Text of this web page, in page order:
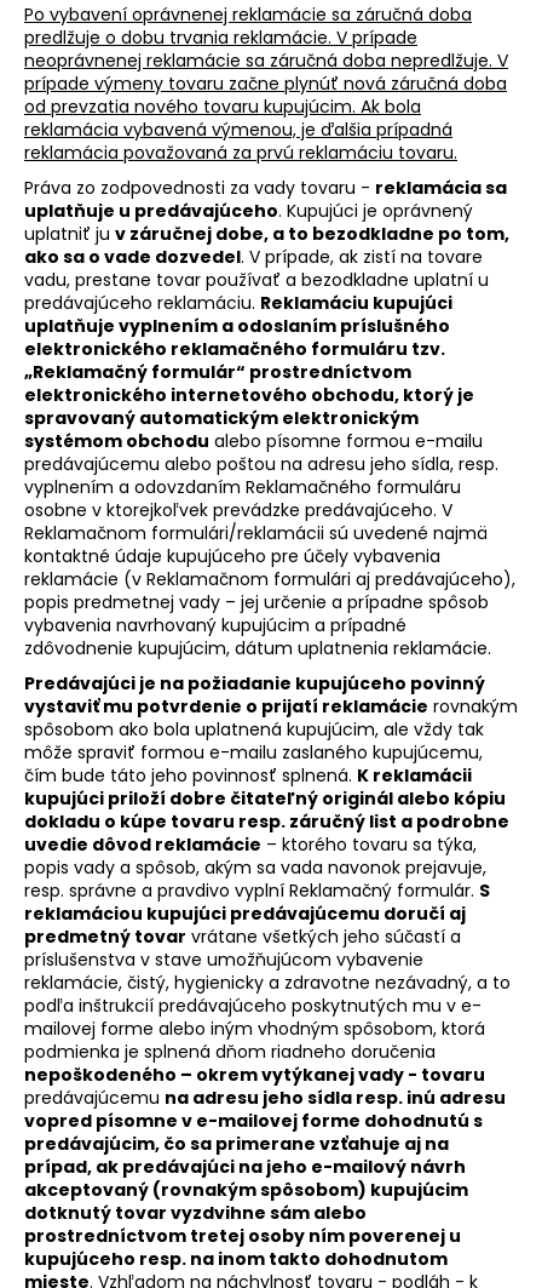
Po vybavení oprávnenej reklamácie sa záručná doba
predlžuje o dobu trvania reklamácie. V prípade
neoprávnenej reklamácie sa záručná doba nepredlžuje. V
prípade výmeny tovaru začne plynúť nová záručná doba
od prevzatia nového tovaru kupujúcim. Ak bola
reklamácia vybavená výmenou, je ďalšia prípadná
reklamácia považovaná za prvú reklamáciu tovaru.
Práva zo zodpovednosti za vady tovaru - reklamácia sa
uplatňuje u predávajúceho. Kupujúci je oprávnený
uplatniť ju v záručnej dobe, a to bezodkladne po tom,
ako sa o vade dozvedel. V prípade, ak zistí na tovare
vadu, prestane tovar používať a bezodkladne uplatní u
predávajúceho reklamáciu. Reklamáciu kupujúci
uplatňuje vyplnením a odoslaním príslušného
elektronického reklamačného formuláru tzv.
„Reklamačný formulár“ prostredníctvom
elektronického internetového obchodu, ktorý je
spravovaný automatickým elektronickým
systémom obchodu alebo písomne formou e-mailu
predávajúcemu alebo poštou na adresu jeho sídla, resp.
vyplnením a odovzdaním Reklamačného formuláru
osobne v ktorejkoľvek prevádzke predávajúceho. V
Reklamačnom formulári/reklamácii sú uvedené najmä
kontaktné údaje kupujúceho pre účely vybavenia
reklamácie (v Reklamačnom formulári aj predávajúceho),
popis predmetnej vady – jej určenie a prípadne spôsob
vybavenia navrhovaný kupujúcim a prípadné
zdôvodnenie kupujúcim, dátum uplatnenia reklamácie.
Predávajúci je na požiadanie kupujúceho povinný
vystaviť mu potvrdenie o prijatí reklamácie rovnakým
spôsobom ako bola uplatnená kupujúcim, ale vždy tak
môže spraviť formou e-mailu zaslaného kupujúcemu,
čím bude táto jeho povinnosť splnená. K reklamácii
kupujúci priloží dobre čitateľný originál alebo kópiu
dokladu o kúpe tovaru resp. záručný list a podrobne
uvedie dôvod reklamácie – ktorého tovaru sa týka,
popis vady a spôsob, akým sa vada navonok prejavuje,
resp. správne a pravdivo vyplní Reklamačný formulár. S
reklamáciou kupujúci predávajúcemu doručí aj
predmetný tovar vrátane všetkých jeho súčastí a
príslušenstva v stave umožňujúcom vybavenie
reklamácie, čistý, hygienicky a zdravotne nezávadný, a to
podľa inštrukcií predávajúceho poskytnutých mu v e-
mailovej forme alebo iným vhodným spôsobom, ktorá
podmienka je splnená dňom riadneho doručenia
nepoškodeného – okrem vytýkanej vady - tovaru
predávajúcemu na adresu jeho sídla resp. inú adresu
vopred písomne v e-mailovej forme dohodnutú s
predávajúcim, čo sa primerane vzťahuje aj na
prípad, ak predávajúci na jeho e-mailový návrh
akceptovaný (rovnakým spôsobom) kupujúcim
dotknutý tovar vyzdvihne sám alebo
prostredníctvom tretej osoby ním poverenej u
kupujúceho resp. na inom takto dohodnutom
mieste. Vzhľadom na náchylnosť tovaru - podláh - k